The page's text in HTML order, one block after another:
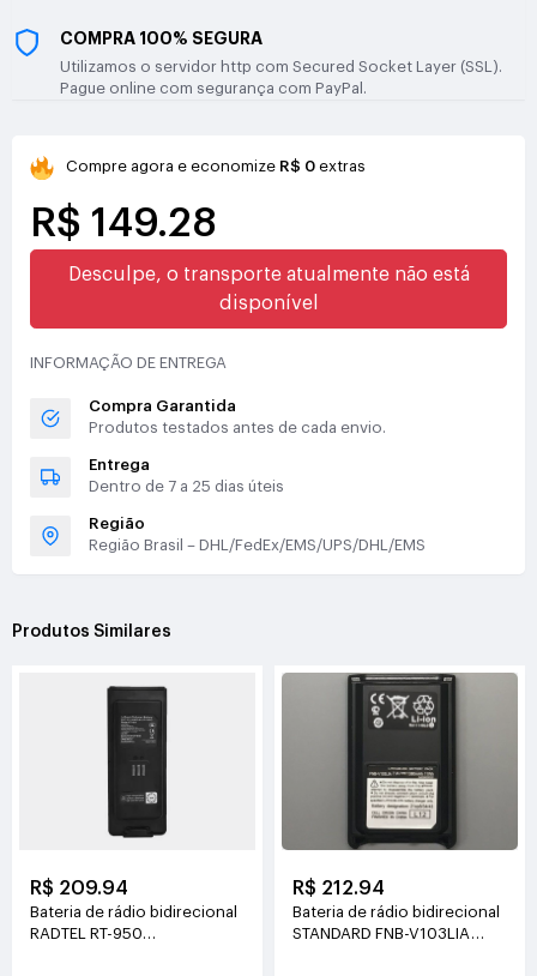
COMPRA 100% SEGURA
Utilizamos o servidor http com Secured Socket Layer (SSL).
Pague online com segurança com PayPal.
Compre agora e economize R$ 0 extras
R$ 149.28
Desculpe, o transporte atualmente não está
disponível
INFORMAÇÃO DE ENTREGA
Compra Garantida
Produtos testados antes de cada envio.
Entrega
Dentro de 7 a 25 dias úteis
Região
Região Brasil – DHL/FedEx/EMS/UPS/DHL/EMS
Produtos Similares
R$ 209.94
Bateria de rádio bidirecional
RADTEL RT-950
R$ 212.94
Bateria de rádio bidirecional
STANDARD FNB-V103LIA